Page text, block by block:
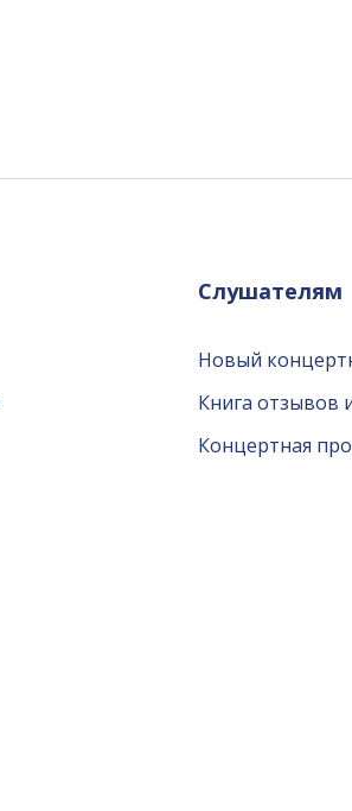
Слушателям
Новый
Книга отзывов
Концертная